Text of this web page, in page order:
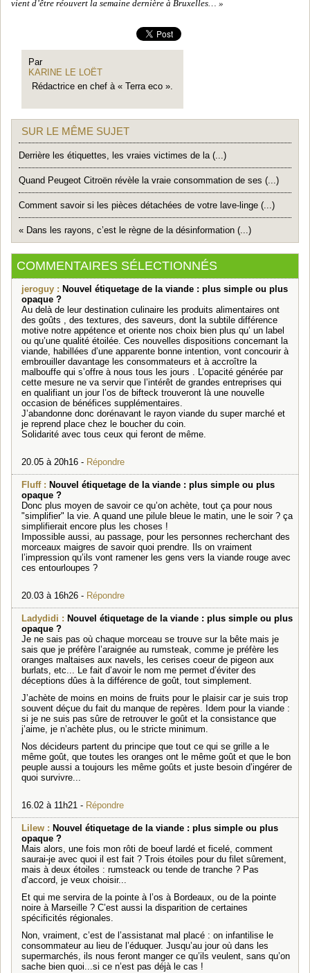
vient d’être réouvert la semaine dernière à Bruxelles… »
Par
KARINE LE LOËT
Rédactrice en chef à « Terra eco ».
SUR LE MÊME SUJET
Derrière les étiquettes, les vraies victimes de la (...)
Quand Peugeot Citroën révèle la vraie consommation de ses (...)
Comment savoir si les pièces détachées de votre lave-linge (...)
« Dans les rayons, c’est le règne de la désinformation (...)
COMMENTAIRES SÉLECTIONNÉS
jeroguy : Nouvel étiquetage de la viande : plus simple ou plus
opaque ?
Au delà de leur destination culinaire les produits alimentaires ont
des goûts , des textures, des saveurs, dont la subtile différence
motive notre appétence et oriente nos choix bien plus qu’ un label
ou qu’une qualité étoilée. Ces nouvelles dispositions concernant la
viande, habillées d’une apparente bonne intention, vont concourir à
embrouiller davantage les consommateurs et à accroître la
malbouffe qui s’offre à nous tous les jours . L’opacité générée par
cette mesure ne va servir que l’intérêt de grandes entreprises qui
en qualifiant un jour l’os de bifteck trouveront là une nouvelle
occasion de bénéfices supplémentaires.
J’abandonne donc dorénavant le rayon viande du super marché et
je reprend place chez le boucher du coin.
Solidarité avec tous ceux qui feront de même.
20.05 à 20h16 - Répondre
Fluff : Nouvel étiquetage de la viande : plus simple ou plus
opaque ?
Donc plus moyen de savoir ce qu’on achète, tout ça pour nous
"simplifier" la vie. A quand une pilule bleue le matin, une le soir ? ça
simplifierait encore plus les choses !
Impossible aussi, au passage, pour les personnes recherchant des
morceaux maigres de savoir quoi prendre. Ils on vraiment
l’impression qu’ils vont ramener les gens vers la viande rouge avec
ces entourloupes ?
20.03 à 16h26 - Répondre
Ladydidi : Nouvel étiquetage de la viande : plus simple ou plus
opaque ?
Je ne sais pas où chaque morceau se trouve sur la bête mais je
sais que je préfère l’araignée au rumsteak, comme je préfère les
oranges maltaises aux navels, les cerises coeur de pigeon aux
burlats, etc... Le fait d’avoir le nom me permet d’éviter des
déceptions dûes à la différence de goût, tout simplement.
J’achète de moins en moins de fruits pour le plaisir car je suis trop
souvent déçue du fait du manque de repères. Idem pour la viande :
si je ne suis pas sûre de retrouver le goût et la consistance que
j’aime, je n’achète plus, ou le stricte minimum.
Nos décideurs partent du principe que tout ce qui se grille a le
même goût, que toutes les oranges ont le même goût et que le bon
peuple aussi a toujours les même goûts et juste besoin d’ingérer de
quoi survivre...
16.02 à 11h21 - Répondre
Lilew : Nouvel étiquetage de la viande : plus simple ou plus
opaque ?
Mais alors, une fois mon rôti de boeuf lardé et ficelé, comment
saurai-je avec quoi il est fait ? Trois étoiles pour du filet sûrement,
mais à deux étoiles : rumsteack ou tende de tranche ? Pas
d’accord, je veux choisir...
Et qui me servira de la pointe à l’os à Bordeaux, ou de la pointe
noire à Marseille ? C’est aussi la disparition de certaines
spécificités régionales.
Non, vraiment, c’est de l’assistanat mal placé : on infantilise le
consommateur au lieu de l’éduquer. Jusqu’au jour où dans les
supermarchés, ils nous feront manger ce qu’ils veulent, sans qu’on
sache bien quoi...si ce n’est pas déjà le cas !